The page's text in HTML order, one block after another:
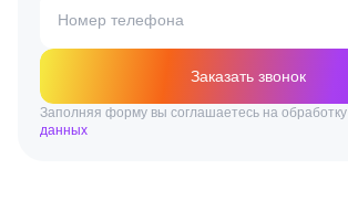
Номер телефона
Заказать звонок
Заполняя форму вы соглашаетесь на обработку
данных